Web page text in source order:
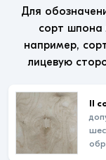
Для
сорт шпона
например,
лицевую
II